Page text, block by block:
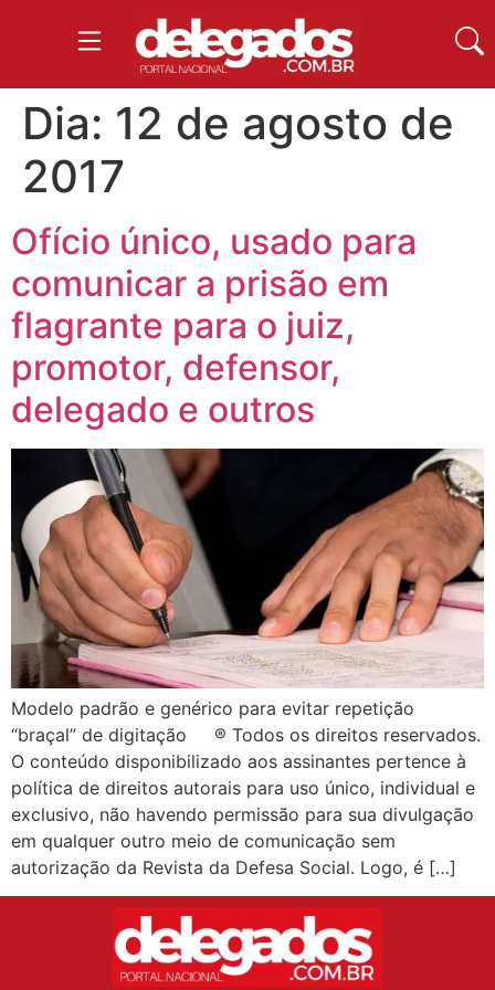
Dia: 12 de agosto de
2017
Ofício único, usado para
comunicar a prisão em
flagrante para o juiz,
promotor, defensor,
delegado e outros
Modelo padrão e genérico para evitar repetição
“braçal” de digitação ® Todos os direitos reservados.
O conteúdo disponibilizado aos assinantes pertence à
política de direitos autorais para uso único, individual e
exclusivo, não havendo permissão para sua divulgação
em qualquer outro meio de comunicação sem
autorização da Revista da Defesa Social. Logo, é […]